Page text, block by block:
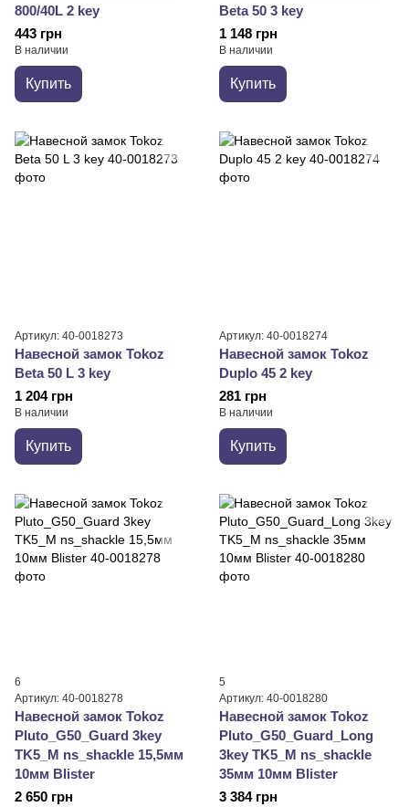
800/40L 2 key
443 грн
В наличии
Купить
Beta 50 3 key
1 148 грн
В наличии
Купить
Артикул: 40-0018273
Навесной замок Tokoz
Beta 50 L 3 key
1 204 грн
В наличии
Купить
Артикул: 40-0018274
Навесной замок Tokoz
Duplo 45 2 key
281 грн
В наличии
Купить
6
Артикул: 40-0018278
Навесной замок Tokoz
Pluto_G50_Guard 3key
TK5_M ns_shackle 15,5мм
10мм Blister
2 650 грн
5
Артикул: 40-0018280
Навесной замок Tokoz
Pluto_G50_Guard_Long
3key TK5_M ns_shackle
35мм 10мм Blister
3 384 грн